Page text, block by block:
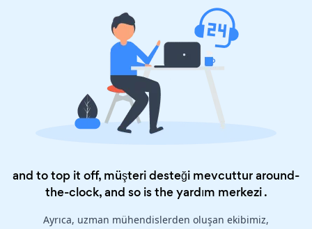
and to top it off, müşteri desteği mevcuttur around-
the-clock, and so is theyardım merkezi.
Ayrıca, uzman mühendislerden oluşan ekibimiz,